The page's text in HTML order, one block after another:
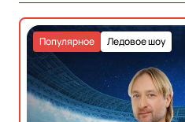
Ледовое шоу
Популярное